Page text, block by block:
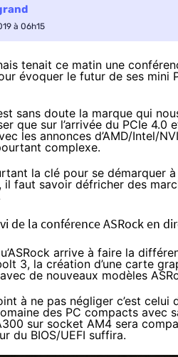
à 06h15
tenait ce matin une
évoquer le futur de ses mini
sans doute la marque qui
que sur l’arrivée du PCIe 4.0
les annonces d’AMD/Intel/
complexe.
la clé pour se démarquer
il faut savoir défricher des
de la conférence ASRock en
arrive à faire la
3, la création d’une carte
de nouveaux modèles
à ne pas négliger c’est
des PC compacts avec
sur socket AM4 sera
du BIOS/UEFI suffira.